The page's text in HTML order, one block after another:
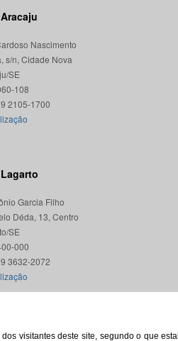
visitantes deste site, segundo o que
Nascimento
s/n, Cidade Nova
SE
108
Garcia Filho
Déda, 13, Centro
SE
000